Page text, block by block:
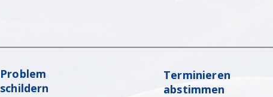
Problem
schildern
Terminieren
abstimmen